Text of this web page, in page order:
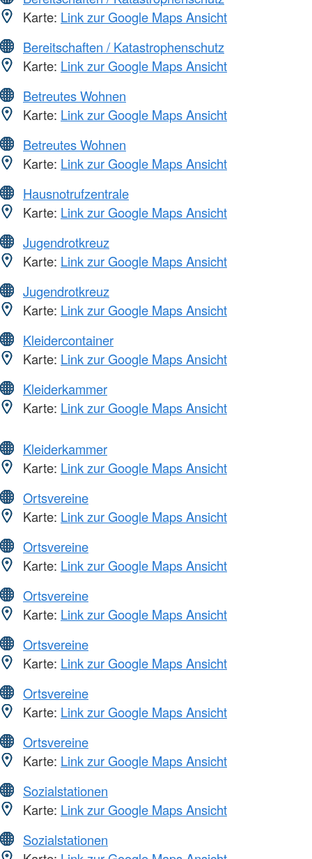
Karte: Link zur Google Maps Ansicht
Bereitschaften / Katastrophenschutz
Karte: Link zur Google Maps Ansicht
Betreutes Wohnen
Karte: Link zur Google Maps Ansicht
Betreutes Wohnen
Karte: Link zur Google Maps Ansicht
Hausnotrufzentrale
Karte: Link zur Google Maps Ansicht
Jugendrotkreuz
Karte: Link zur Google Maps Ansicht
Jugendrotkreuz
Karte: Link zur Google Maps Ansicht
Kleidercontainer
Karte: Link zur Google Maps Ansicht
Kleiderkammer
Karte: Link zur Google Maps Ansicht
Kleiderkammer
Karte: Link zur Google Maps Ansicht
Ortsvereine
Karte: Link zur Google Maps Ansicht
Ortsvereine
Karte: Link zur Google Maps Ansicht
Ortsvereine
Karte: Link zur Google Maps Ansicht
Ortsvereine
Karte: Link zur Google Maps Ansicht
Ortsvereine
Karte: Link zur Google Maps Ansicht
Ortsvereine
Karte: Link zur Google Maps Ansicht
Sozialstationen
Karte: Link zur Google Maps Ansicht
Sozialstationen